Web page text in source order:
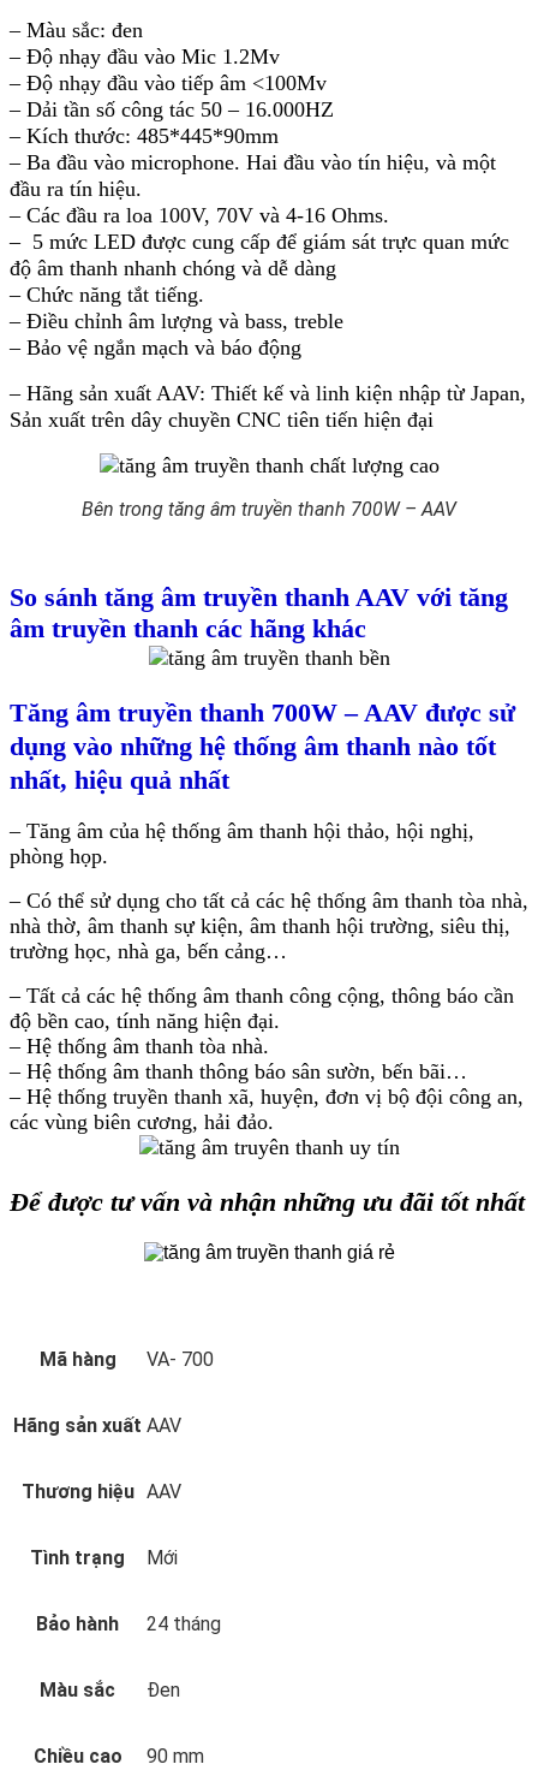
– Màu sắc: đen
– Độ nhạy đầu vào Mic 1.2Mv
– Độ nhạy đầu vào tiếp âm <100Mv
– Dải tần số công tác 50 – 16.000HZ
– Kích thước: 485*445*90mm
– Ba đầu vào microphone. Hai đầu vào tín hiệu, và một
đầu ra tín hiệu.
– Các đầu ra loa 100V, 70V và 4-16 Ohms.
– 5 mức LED được cung cấp để giám sát trực quan mức
độ âm thanh nhanh chóng và dễ dàng
– Chức năng tắt tiếng.
– Điều chỉnh âm lượng và bass, treble
– Bảo vệ ngắn mạch và báo động
– Hãng sản xuất AAV: Thiết kế và linh kiện nhập từ Japan,
Sản xuất trên dây chuyền CNC tiên tiến hiện đại
Bên trong tăng âm truyền thanh 700W – AAV
So sánh tăng âm truyền thanh AAV với tăng
âm truyền thanh các hãng khác
Tăng âm truyền thanh 700W – AAV được sử
dụng vào những hệ thống âm thanh nào tốt
nhất, hiệu quả nhất
– Tăng âm của hệ thống âm thanh hội thảo, hội nghị,
phòng họp.
– Có thể sử dụng cho tất cả các hệ thống âm thanh tòa nhà,
nhà thờ, âm thanh sự kiện, âm thanh hội trường, siêu thị,
trường học, nhà ga, bến cảng…
– Tất cả các hệ thống âm thanh công cộng, thông báo cần
độ bền cao, tính năng hiện đại.
– Hệ thống âm thanh tòa nhà.
– Hệ thống âm thanh thông báo sân sườn, bến bãi…
– Hệ thống truyền thanh xã, huyện, đơn vị bộ đội công an,
các vùng biên cương, hải đảo.
Để được tư vấn và nhận những ưu đãi tốt nhất
Mã hàng VA- 700
Hãng sản xuất AAV
Thương hiệu AAV
Tình trạng Mới
Bảo hành 24 tháng
Màu sắc Đen
Chiều cao 90 mm